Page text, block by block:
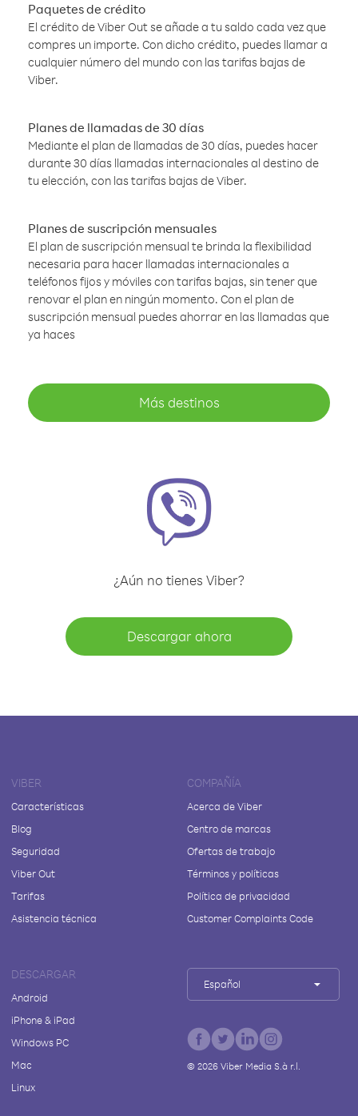
Paquetes de crédito
El crédito de Viber Out se añade a tu saldo cada vez que
compres un importe. Con dicho crédito, puedes llamar a
cualquier número del mundo con las tarifas bajas de
Viber.
Planes de llamadas de 30 días
Mediante el plan de llamadas de 30 días, puedes hacer
durante 30 días llamadas internacionales al destino de
tu elección, con las tarifas bajas de Viber.
Planes de suscripción mensuales
El plan de suscripción mensual te brinda la flexibilidad
necesaria para hacer llamadas internacionales a
teléfonos fijos y móviles con tarifas bajas, sin tener que
renovar el plan en ningún momento. Con el plan de
suscripción mensual puedes ahorrar en las llamadas que
ya haces
Más destinos
¿Aún no tienes Viber?
Descargar ahora
VIBER
Características
Blog
Seguridad
Viber Out
Tarifas
Asistencia técnica
COMPAÑÍA
Acerca de Viber
Centro de marcas
Ofertas de trabajo
Términos y políticas
Política de privacidad
Customer Complaints Code
DESCARGAR
Android
iPhone & iPad
Windows PC
Mac
Linux
Español
© 2026Viber Media S.à r.l.